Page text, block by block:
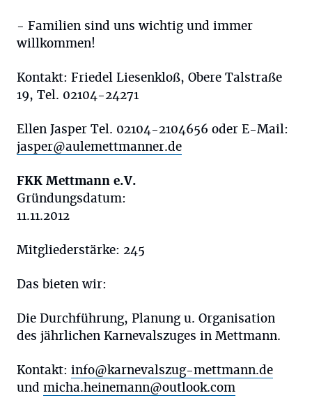
- Familien sind uns wichtig und immer
willkommen!
Kontakt: Friedel Liesenkloß, Obere Talstraße
19, Tel. 02104-24271
Ellen Jasper Tel. 02104-2104656 oder E-Mail:
jasper@aulemettmanner.de
FKK Mettmann e.V.
Gründungsdatum:
11.11.2012
Mitgliederstärke: 245
Das bieten wir:
Die Durchführung, Planung u. Organisation
des jährlichen Karnevalszuges in Mettmann.
Kontakt: info@karnevalszug-mettmann.de
und micha.heinemann@outlook.com